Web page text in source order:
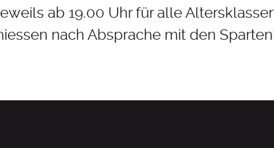
ab 19.00 Uhr für alle
nach Absprache mit den